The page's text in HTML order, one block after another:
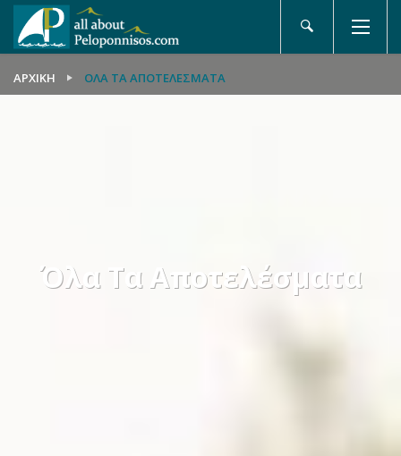
ΑΡΧΙΚΉ ΌΛΑ ΤΑ ΑΠΟΤΕΛΈΣΜΑΤΑ
Όλα Τα Αποτελέσματα